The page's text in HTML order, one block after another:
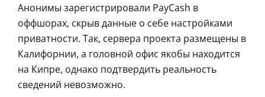
Анонимы зарегистрировали PayCash в
оффшорах, скрыв данные о себе настройками
приватности. Так, сервера проекта размещены в
Калифорнии, а головной офис якобы находится
на Кипре, однако подтвердить реальность
сведений невозможно.